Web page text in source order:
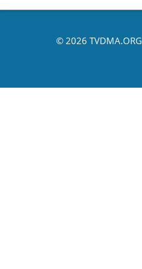
© 2026 TVDMA.ORG